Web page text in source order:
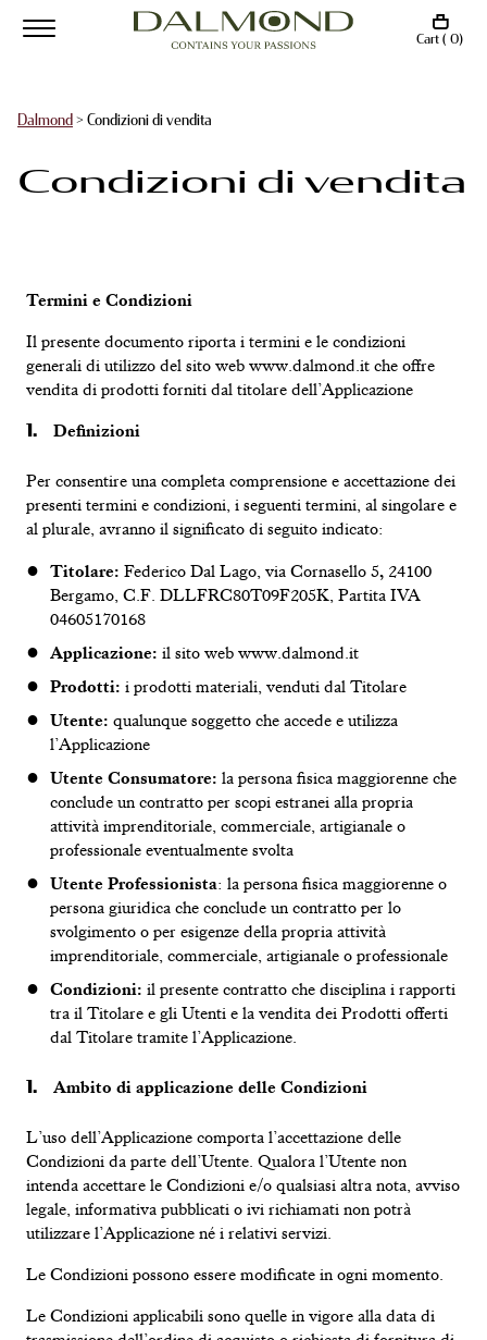
Cart ( 0)
Dalmond > Condizioni di vendita
Condizioni di vendita
Termini e Condizioni
Il presente documento riporta i termini e le condizioni
generali di utilizzo del sito web www.dalmond.it che offre
vendita di prodotti forniti dal titolare dell’Applicazione
Definizioni
Per consentire una completa comprensione e accettazione dei
presenti termini e condizioni, i seguenti termini, al singolare e
al plurale, avranno il significato di seguito indicato:
Titolare: Federico Dal Lago, via Cornasello 5, 24100
Bergamo, C.F. DLLFRC80T09F205K, Partita IVA
04605170168
Applicazione: il sito web www.dalmond.it
Prodotti: i prodotti materiali, venduti dal Titolare
Utente: qualunque soggetto che accede e utilizza
l’Applicazione
Utente Consumatore: la persona fisica maggiorenne che
conclude un contratto per scopi estranei alla propria
attività imprenditoriale, commerciale, artigianale o
professionale eventualmente svolta
Utente Professionista: la persona fisica maggiorenne o
persona giuridica che conclude un contratto per lo
svolgimento o per esigenze della propria attività
imprenditoriale, commerciale, artigianale o professionale
Condizioni: il presente contratto che disciplina i rapporti
tra il Titolare e gli Utenti e la vendita dei Prodotti offerti
dal Titolare tramite l’Applicazione.
Ambito di applicazione delle Condizioni
L’uso dell’Applicazione comporta l’accettazione delle
Condizioni da parte dell’Utente. Qualora l’Utente non
intenda accettare le Condizioni e/o qualsiasi altra nota, avviso
legale, informativa pubblicati o ivi richiamati non potrà
utilizzare l’Applicazione né i relativi servizi.
Le Condizioni possono essere modificate in ogni momento.
Le Condizioni applicabili sono quelle in vigore alla data di